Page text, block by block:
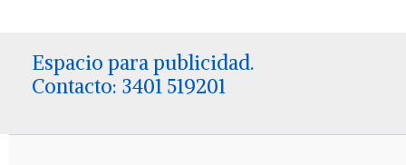
Espacio para publicidad.
Contacto: 3401 519201